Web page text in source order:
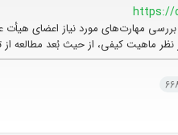
https://
مهارت‌های مورد نیاز اعضای هیأت
ماهیت کیفی، از حیث بُعد مطالعه از